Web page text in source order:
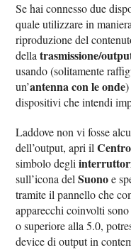
Se hai connesso due
quale utilizzare in
riproduzione del
dellatrasmissione/
usando (solitamente
un’antenna con le onde
dispositivi che intendi
Laddove non vi fosse
dell’output, apri il
simbolo degli
sull’icona delSuonoe
tramite il pannello che
apparecchi coinvolti
o superiore alla 5.0,
device di output in